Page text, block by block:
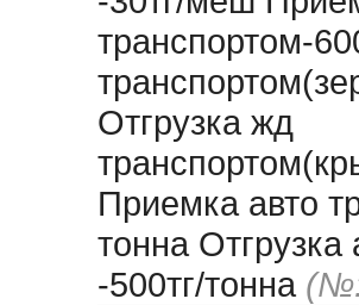
транспортом-
Отгрузка жд
Приемка авто
тонна Отгрузка
-500тг/тонна (№: